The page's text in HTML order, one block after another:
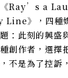
《Ray’s a
Line》，四種
：此刻的興盛
創作者，選擇
不是為了控訴